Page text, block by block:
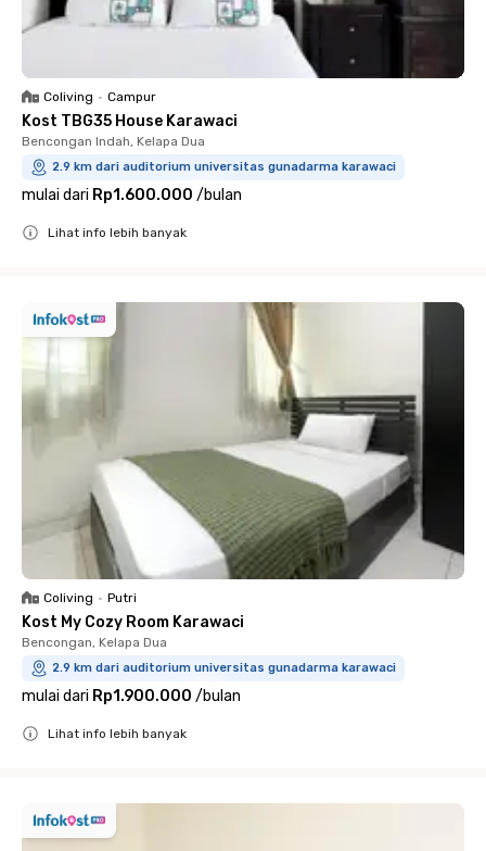
Coliving • Campur
Kost TBG35 House Karawaci
Bencongan Indah, Kelapa Dua
2.9 km dari auditorium universitas gunadarma karawaci
mulai dari Rp1.600.000 /bulan
Lihat info lebih banyak
Coliving • Putri
Kost My Cozy Room Karawaci
Bencongan, Kelapa Dua
2.9 km dari auditorium universitas gunadarma karawaci
mulai dari Rp1.900.000 /bulan
Lihat info lebih banyak